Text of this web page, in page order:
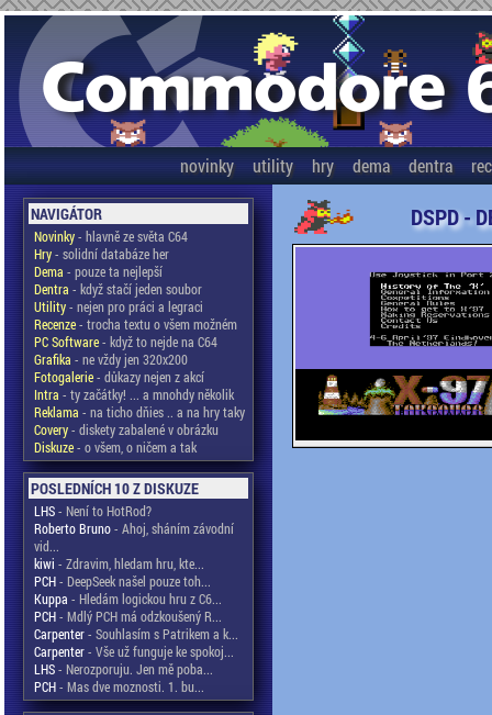
novinky utility hry dema dentra
NAVIGÁTOR
Novinky- hlavně ze světa C64
Hry- solidní databáze her
Dema - pouze ta nejlepší
Dentra - když stačí jeden soubor
Utility- nejen pro práci a legraci
Recenze- trocha textu o všem možném
PC Software- když to nejde na C64
Grafika - ne vždy jen 320x200
Fotogalerie- důkazy nejen z akcí
Intra - ty začátky! ... a mnohdy několik
Reklama - na ticho dňies .. a na hry taky
Covery- diskety zabalené v obrázku
Diskuze- o všem, o ničem a tak
POSLEDNÍCH 10 Z DISKUZE
LHS- Není to HotRod?
Roberto Bruno- Ahoj, sháním závodní
vid...
kiwi - Zdravim, hledam hru, kte...
PCH- DeepSeek našel pouze toh...
Kuppa - Hledám logickou hru z C6...
PCH- Mdlý PCH má odzkoušený R...
Carpenter- Souhlasím s Patrikem a k...
Carpenter- Vše už funguje ke spokoj...
LHS- Nerozporuju. Jen mě poba...
PCH- Mas dve moznosti. 1. bu...
DSPD -